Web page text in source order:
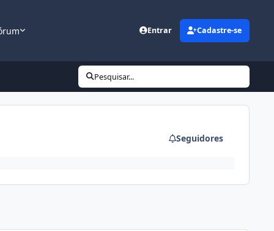
Entrar Cadastre-se
Pesquisar...
Seguidores